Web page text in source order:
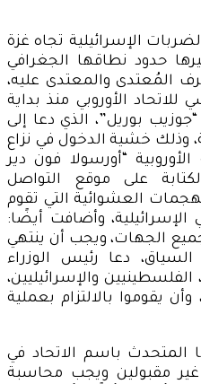
الإسرائيلية تجاه غزة
حدود نطاقها الجغرافي
المُعتدى والمعتدى عليه،
الأوروبي منذ بداية
“جوزيب بوريل”، الذي دعا إلى
وذلك خشية الدخول في نزاع
“أورسولا فون دير
على موقع التواصل
العشوائية التي تقوم
وأضافت أيضًا:
الجهات، ويجب أن ينتهي
دعا رئيس الوزراء
والإسرائيليين،
يقوموا بالالتزام بعملية
باسم الاتحاد في
مقبولين ويجب محاسبة